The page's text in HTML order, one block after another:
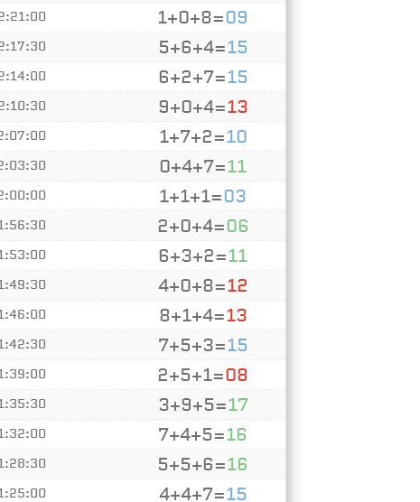
1+0+8=09
5+6+4=15
6+2+7=15
9+0+4=13
1+7+2=10
0+4+7=11
1+1+1=03
2+0+4=06
6+3+2=11
4+0+8=12
8+1+4=13
7+5+3=15
2+5+1=08
3+9+5=17
7+4+5=16
5+5+6=16
4+4+7=15